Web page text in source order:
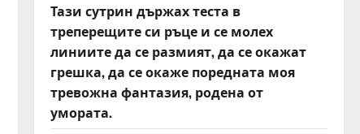
Тази сутрин държах теста в
треперещите си ръце и се молех
линиите да се размият, да се окажат
грешка, да се окаже поредната моя
тревожна фантазия, родена от
умората.